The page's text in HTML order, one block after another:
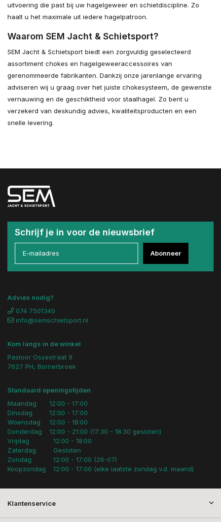
uitvoering die past bij uw hagelgeweer en schietdiscipline. Zo
haalt u het maximale uit iedere hagelpatroon.
Waarom SEM Jacht & Schietsport?
SEM Jacht & Schietsport biedt een zorgvuldig geselecteerd
assortiment chokes en hagelgeweeraccessoires van
gerenommeerde fabrikanten. Dankzij onze jarenlange ervaring
adviseren wij u graag over het juiste chokesysteem, de gewenste
vernauwing en de geschiktheid voor staalhagel. Zo bent u
verzekerd van deskundig advies, kwaliteitsproducten en een
snelle levering.
Schrijf je in voor de nieuwsbrief
Abonneer
Advies nodig?
074 7501340
info@semschietsport.nl
Kom langs in de winkel
Pastoor Ossestraat 9
7627 PH, Bornerbroek
Standaard openingstijden
Maandag
Dinsdag
Woensdag
Donderdag
12:00 - 17:00
12:00 - 17:00
12:00 - 18:00
12:00 - 21:00 (17:30 - 18:30 gesloten)
Vrijdag
Zaterdag
Zondag
Koopzondag
12:00 - 18:00
Gesloten
12:00 - 17:00 (26-07)
12:00 - 17:00 (elke laatste zondag v.d. maand)
Klantenservice